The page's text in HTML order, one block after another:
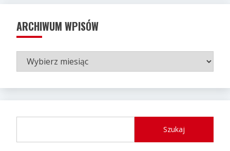
ARCHIWUM WPISÓW
ARCHIWUM
WPISÓW
Szukaj